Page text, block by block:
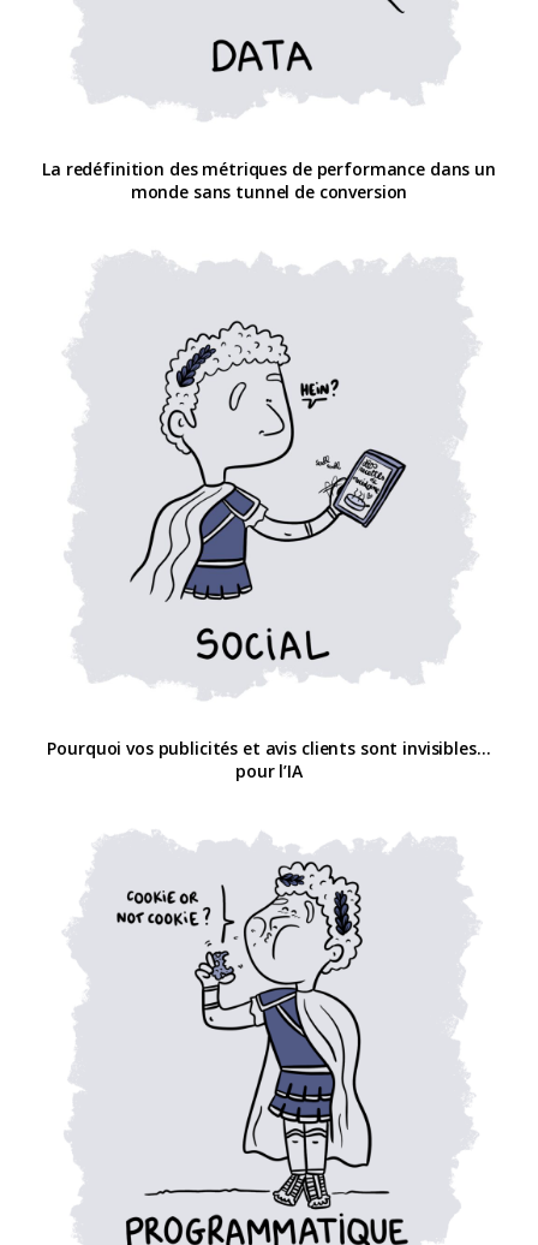
La redéfinition des métriques de performance dans un
monde sans tunnel de conversion
Pourquoi vos publicités et avis clients sont invisibles…
pour l’IA